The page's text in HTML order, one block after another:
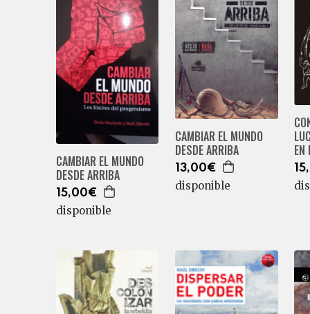
CAMBIAR EL MUNDO
DESDE ARRIBA
15,00€
disponible
CAMBIAR EL MUNDO
DESDE ARRIBA
13,00€
disponible
EN